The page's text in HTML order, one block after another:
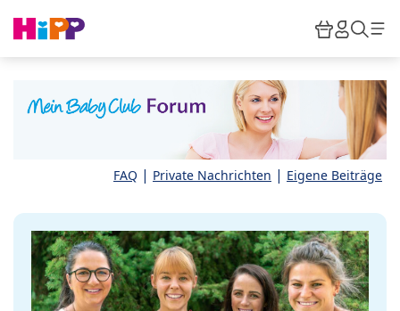
HiPP
FAQ | Private Nachrichten | Eigene Beiträge